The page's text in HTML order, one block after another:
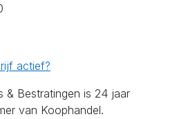
actief?
& Bestratingen is 24 jaar
van Koophandel.